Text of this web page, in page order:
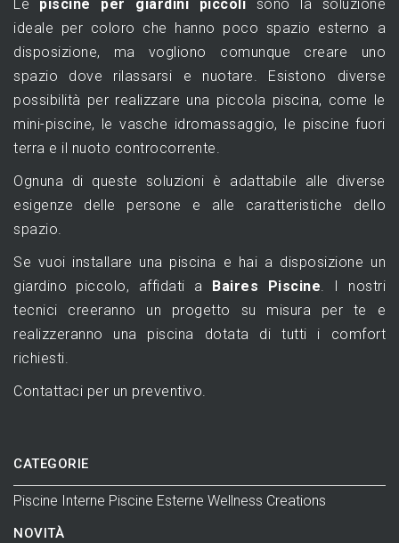
Le piscine per giardini piccoli sono la soluzione
ideale per coloro che hanno poco spazio esterno a
disposizione, ma vogliono comunque creare uno
spazio dove rilassarsi e nuotare. Esistono diverse
possibilità per realizzare una piccola piscina, come le
mini-piscine, le vasche idromassaggio, le piscine fuori
terra e il nuoto controcorrente.
Ognuna di queste soluzioni è adattabile alle diverse
esigenze delle persone e alle caratteristiche dello
spazio.
Se vuoi installare una piscina e hai a disposizione un
giardino piccolo, affidati a
Baires Piscine. I nostri
tecnici creeranno un progetto su misura per te e
realizzeranno una piscina dotata di tutti i comfort
richiesti.
Contattaci per un preventivo.
CATEGORIE
Piscine Interne Piscine Esterne Wellness Creations
NOVITÀ